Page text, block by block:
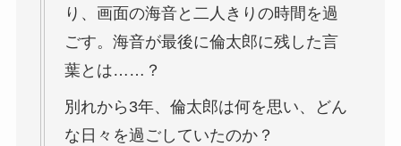
り、画面の海音と二人きりの時間を過
ごす。海音が最後に倫太郎に残した言
葉とは……？
別れから3年、倫太郎は何を思い、どん
な日々を過ごしていたのか？